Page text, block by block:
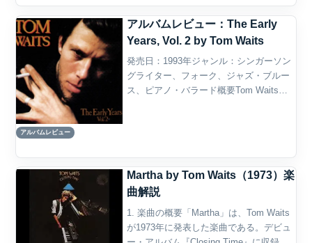
アルバムレビュー
アルバムレビュー：The Early
Years, Vol. 2 by Tom Waits
発売日：1993年ジャンル：シンガーソン
グライター、フォーク、ジャズ・ブルー
ス、ピアノ・バラード概要Tom Waitsの
Martha by Tom Waits（1973）楽
曲解説
1. 楽曲の概要「Martha」は、Tom Waits
が1973年に発表した楽曲である。デビュ